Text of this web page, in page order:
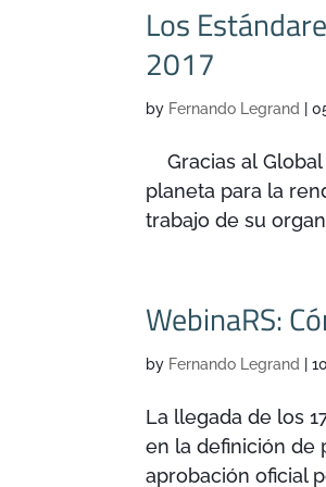
Los
2017
by Fernando Legrand |
Gracias al
planeta para la
trabajo de su
WebinaRS:
by Fernando Legrand |
La llegada de los
en la definición de
aprobación oficial